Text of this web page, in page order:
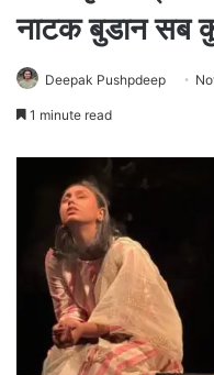
नाटक बुडान सब
Deepak Pushpdeep
1 minute read